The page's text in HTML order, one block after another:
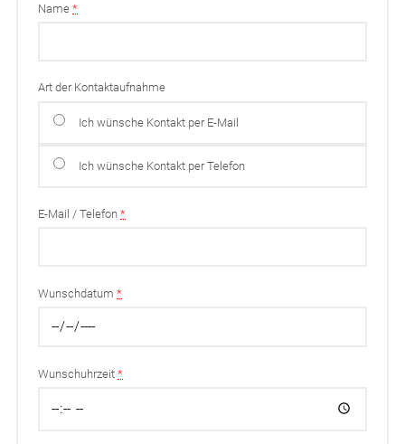
Name*
Art der Kontaktaufnahme
Ich wünsche Kontakt per E-Mail
Ich wünsche Kontakt per Telefon
E-Mail / Telefon*
Wunschdatum*
Wunschuhrzeit*